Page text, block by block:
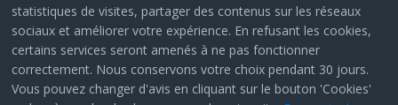
statistiques de visites, partager des contenus sur les réseaux
sociaux et améliorer votre expérience. En refusant les cookies,
certains services seront amenés à ne pas fonctionner
correctement. Nous conservons votre choix pendant 30 jours.
Vous pouvez changer d'avis en cliquant sur le bouton 'Cookies'
Nuggets Maison VS l'industriel
Mastroianni Cesare-Avr 02, 2024
© Copyright 2024, All Rights Reserved by SmartAddons.Com